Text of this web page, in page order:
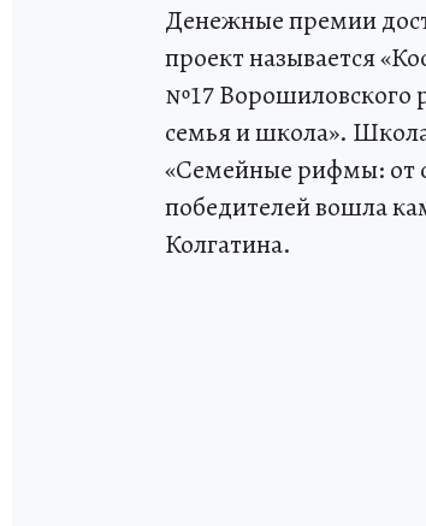
Денежные премии
проект называется
№17 Ворошиловского
семья и школа».
«Семейные рифмы: от
победителей вошла
Колгатина.